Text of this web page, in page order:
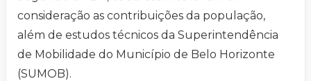
consideração as contribuições da população,
além de estudos técnicos da Superintendência
de Mobilidade do Município de Belo Horizonte
(SUMOB).